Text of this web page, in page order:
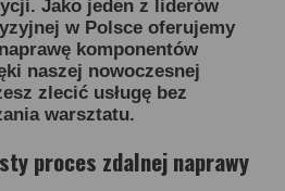
Jako jeden z liderów
w Polsce oferujemy
komponentów
naszej nowoczesnej
zlecić usługę bez
warsztatu.
proces zdalnej naprawy